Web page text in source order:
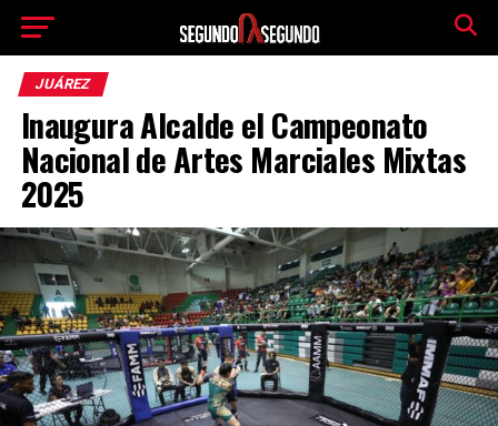
JUÁREZ
Inaugura Alcalde el Campeonato
Nacional de Artes Marciales Mixtas
2025